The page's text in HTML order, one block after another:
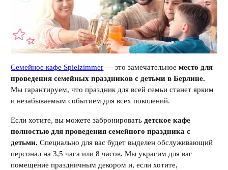
Семейное кафе Spielzimmer — это замечательноеместо для
проведения семейных праздников с детьми в Берлине.
Мы гарантируем, что праздник для всей семьи станет ярким
и незабываемым событием для всех поколений.
Если хотите, вы можете забронировать детское кафе
полностью для проведения семейного праздника с
детьми. Специально для вас будет выделен обслуживающий
персонал на 3,5 часа или 8 часов. Мы украсим для вас
помещение праздничным декором и, если хотите,